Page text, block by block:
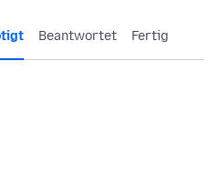
Beantwortet Fertig